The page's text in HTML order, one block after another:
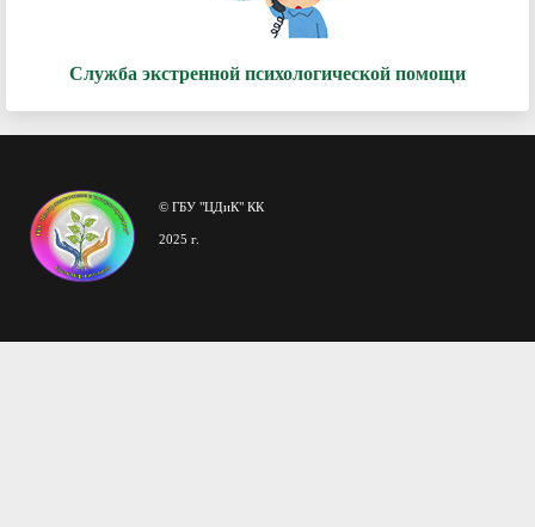
Служба экстренной психологической помощи
© ГБУ "ЦДиК" КК
2025 г.